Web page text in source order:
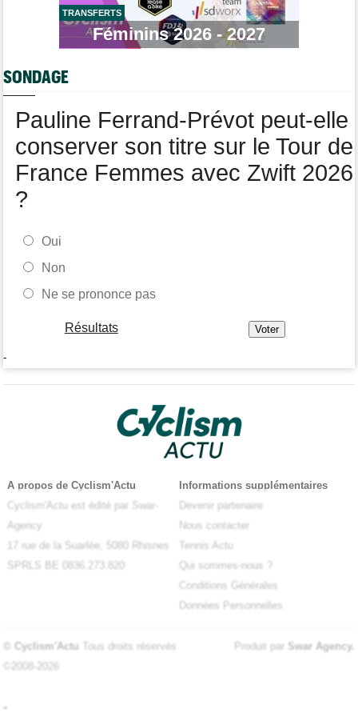
Média
L'abonnement à Cyclism'Actu sans pub ni pop up : 9,99€ pour 1
Tour de France Femmes
TRANSFERTS
Féminins 2026 - 2027
SONDAGE
Pauline Ferrand-Prévot peut-elle
conserver son titre sur le Tour de
France Femmes avec Zwift 2026
?
Oui
Non
Ne se prononce pas
Résultats
-
A propos de Cyclism'Actu
Cyclism'Actu est édité par Swar-
Agency
17 rue de la Suarlée, 5080 Rhisnes
SPRLS BE 0836.273.820
Informations supplémentaires
Devenir partenaire
Nous contacter
Tennis Actu
Qui sommes-nous ?
Conditions Générales
Données Personnelles
© Cyclism'Actu Tous droits réservés
©2008-2026
Produit par Swar Agency.
-